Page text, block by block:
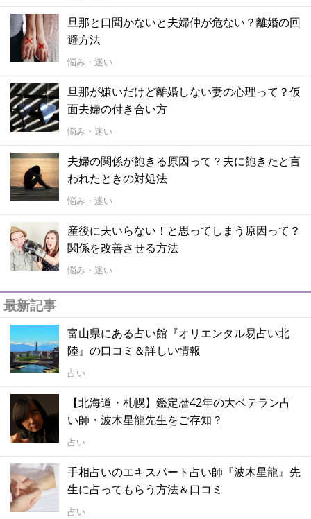
旦那と口聞かないと夫婦仲が危ない？離婚の回
避方法
悩み・迷い
旦那が嫌いだけど離婚しない妻の心理って？仮
面夫婦の付き合い方
悩み・迷い
夫婦の関係が飽きる原因って？夫に飽きたと言
われたときの対処法
悩み・迷い
産後に夫いらない！と思ってしまう原因って？
関係を改善させる方法
悩み・迷い
最新記事
富山県にある占い館『オリエンタル易占い北
陸』の口コミ＆詳しい情報
占い
【北海道・札幌】鑑定暦42年の大ベテラン占
い師・波木星龍先生をご存知？
占い
手相占いのエキスパート占い師『波木星龍』先
生に占ってもらう方法＆口コミ
占い